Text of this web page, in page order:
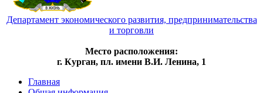
Департамент экономического развития, предпринимательства
и торговли
Место расположения:
г. Курган, пл. имени В.И. Ленина, 1
Главная